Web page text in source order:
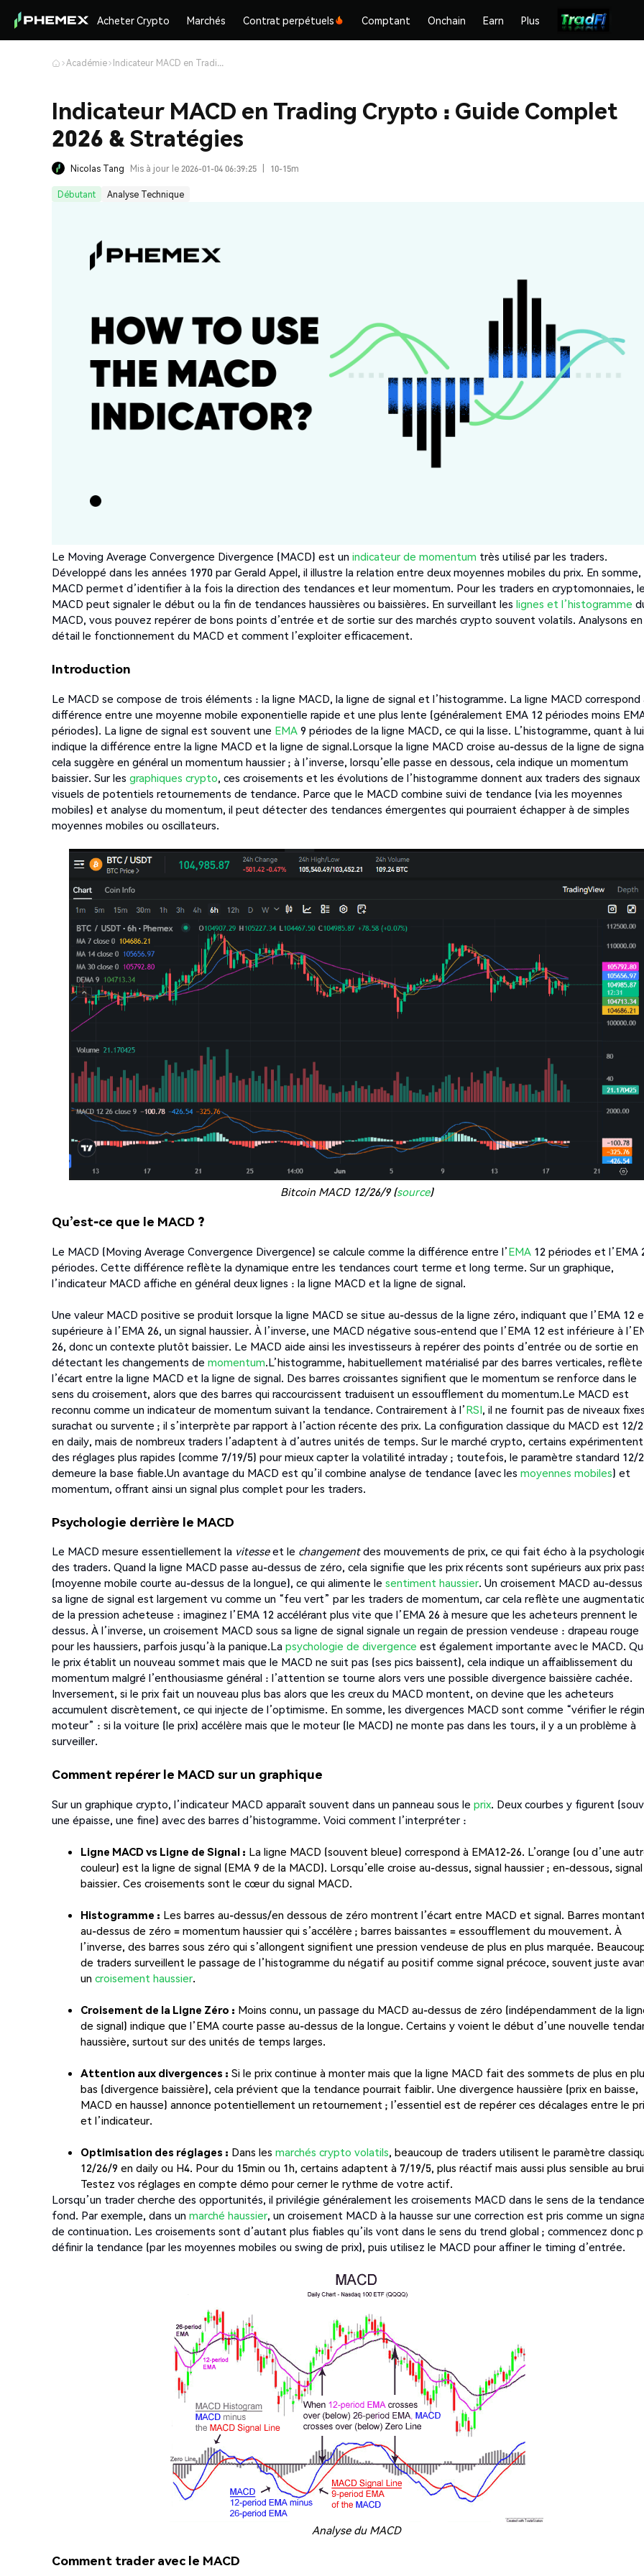
Acheter Crypto Marchés Contrat perpétuels Comptant Onchain Earn Plus
Académie Indicateur MACD en Trading Crypto : Guide Complet 2026 & Stratégies
Indicateur MACD en Trading Crypto : Guide Complet
2026 & Stratégies
Nicolas Tang Mis à jour le 2026-01-04 06:39:25 10-15m
Débutant Analyse Technique
Le Moving Average Convergence Divergence (MACD) est un indicateur de momentum très utilisé par les traders.
Développé dans les années 1970 par Gerald Appel, il illustre la relation entre deux moyennes mobiles du prix. En somme,
MACD permet d’identifier à la fois la direction des tendances et leur momentum. Pour les traders en cryptomonnaies,
MACD peut signaler le début ou la fin de tendances haussières ou baissières. En surveillant les lignes et l’histogramme
MACD, vous pouvez repérer de bons points d’entrée et de sortie sur des marchés crypto souvent volatils. Analysons en
détail le fonctionnement du MACD et comment l’exploiter efficacement.
Introduction
Le MACD se compose de trois éléments : la ligne MACD, la ligne de signal et l’histogramme. La ligne MACD correspond
différence entre une moyenne mobile exponentielle rapide et une plus lente (généralement EMA 12 périodes moins
périodes). La ligne de signal est souvent une EMA 9 périodes de la ligne MACD, ce qui la lisse. L’histogramme, quant à
indique la différence entre la ligne MACD et la ligne de signal.Lorsque la ligne MACD croise au-dessus de la ligne de
cela suggère en général un momentum haussier ; à l’inverse, lorsqu’elle passe en dessous, cela indique un momentum
baissier. Sur les graphiques crypto, ces croisements et les évolutions de l’histogramme donnent aux traders des signaux
visuels de potentiels retournements de tendance. Parce que le MACD combine suivi de tendance (via les moyennes
mobiles) et analyse du momentum, il peut détecter des tendances émergentes qui pourraient échapper à de simples
moyennes mobiles ou oscillateurs.
Bitcoin MACD 12/26/9 (source)
Qu’est-ce que le MACD ?
Le MACD (Moving Average Convergence Divergence) se calcule comme la différence entre l’EMA 12 périodes et l’EMA
périodes. Cette différence reflète la dynamique entre les tendances court terme et long terme. Sur un graphique,
l’indicateur MACD affiche en général deux lignes : la ligne MACD et la ligne de signal.
Une valeur MACD positive se produit lorsque la ligne MACD se situe au-dessus de la ligne zéro, indiquant que l’EMA 12
supérieure à l’EMA 26, un signal haussier. À l’inverse, une MACD négative sous-entend que l’EMA 12 est inférieure à
26, donc un contexte plutôt baissier. Le MACD aide ainsi les investisseurs à repérer des points d’entrée ou de sortie en
détectant les changements de momentum.L’histogramme, habituellement matérialisé par des barres verticales, reflète
l’écart entre la ligne MACD et la ligne de signal. Des barres croissantes signifient que le momentum se renforce dans le
sens du croisement, alors que des barres qui raccourcissent traduisent un essoufflement du momentum.Le MACD est
reconnu comme un indicateur de momentum suivant la tendance. Contrairement à l’RSI, il ne fournit pas de niveaux
surachat ou survente ; il s’interprète par rapport à l’action récente des prix. La configuration classique du MACD est 12/
en daily, mais de nombreux traders l’adaptent à d’autres unités de temps. Sur le marché crypto, certains expérimentent
des réglages plus rapides (comme 7/19/5) pour mieux capter la volatilité intraday ; toutefois, le paramètre standard 12/
demeure la base fiable.Un avantage du MACD est qu’il combine analyse de tendance (avec les moyennes mobiles) et
momentum, offrant ainsi un signal plus complet pour les traders.
Psychologie derrière le MACD
Le MACD mesure essentiellement la vitesseet le changementdes mouvements de prix, ce qui fait écho à la
des traders. Quand la ligne MACD passe au-dessus de zéro, cela signifie que les prix récents sont supérieurs aux prix
(moyenne mobile courte au-dessus de la longue), ce qui alimente le sentiment haussier. Un croisement MACD au-
sa ligne de signal est largement vu comme un “feu vert” par les traders de momentum, car cela reflète une
de la pression acheteuse : imaginez l’EMA 12 accélérant plus vite que l’EMA 26 à mesure que les acheteurs prennent le
dessus. À l’inverse, un croisement MACD sous sa ligne de signal signale un regain de pression vendeuse : drapeau rouge
pour les haussiers, parfois jusqu’à la panique.La psychologie de divergence est également importante avec le MACD.
le prix établit un nouveau sommet mais que le MACD ne suit pas (ses pics baissent), cela indique un affaiblissement du
momentum malgré l’enthousiasme général : l’attention se tourne alors vers une possible divergence baissière cachée.
Inversement, si le prix fait un nouveau plus bas alors que les creux du MACD montent, on devine que les acheteurs
accumulent discrètement, ce qui injecte de l’optimisme. En somme, les divergences MACD sont comme “vérifier le
moteur” : si la voiture (le prix) accélère mais que le moteur (le MACD) ne monte pas dans les tours, il y a un problème à
surveiller.
Comment repérer le MACD sur un graphique
Sur un graphique crypto, l’indicateur MACD apparaît souvent dans un panneau sous le prix. Deux courbes y figurent
une épaisse, une fine) avec des barres d’histogramme. Voici comment l’interpréter :
Ligne MACD vs Ligne de Signal : La ligne MACD (souvent bleue) correspond à EMA12-26. L’orange (ou d’une
couleur) est la ligne de signal (EMA 9 de la MACD). Lorsqu’elle croise au-dessus, signal haussier ; en-dessous, signal
baissier. Ces croisements sont le cœur du signal MACD.
Histogramme : Les barres au-dessus/en dessous de zéro montrent l’écart entre MACD et signal. Barres
au-dessus de zéro = momentum haussier qui s’accélère ; barres baissantes = essoufflement du mouvement. À
l’inverse, des barres sous zéro qui s’allongent signifient une pression vendeuse de plus en plus marquée.
de traders surveillent le passage de l’histogramme du négatif au positif comme signal précoce, souvent juste
un croisement haussier.
Croisement de la Ligne Zéro : Moins connu, un passage du MACD au-dessus de zéro (indépendamment de la
de signal) indique que l’EMA courte passe au-dessus de la longue. Certains y voient le début d’une nouvelle
haussière, surtout sur des unités de temps larges.
Attention aux divergences : Si le prix continue à monter mais que la ligne MACD fait des sommets de plus en
bas (divergence baissière), cela prévient que la tendance pourrait faiblir. Une divergence haussière (prix en baisse,
MACD en hausse) annonce potentiellement un retournement ; l’essentiel est de repérer ces décalages entre le
et l’indicateur.
Optimisation des réglages : Dans les marchés crypto volatils, beaucoup de traders utilisent le paramètre
12/26/9 en daily ou H4. Pour du 15min ou 1h, certains adaptent à 7/19/5, plus réactif mais aussi plus sensible au
Testez vos réglages en compte démo pour cerner le rythme de votre actif.
Lorsqu’un trader cherche des opportunités, il privilégie généralement les croisements MACD dans le sens de la
fond. Par exemple, dans un marché haussier, un croisement MACD à la hausse sur une correction est pris comme un
de continuation. Les croisements sont d’autant plus fiables qu’ils vont dans le sens du trend global ; commencez donc
définir la tendance (par les moyennes mobiles ou swing de prix), puis utilisez le MACD pour affiner le timing d’entrée.
Analyse du MACD
Comment trader avec le MACD